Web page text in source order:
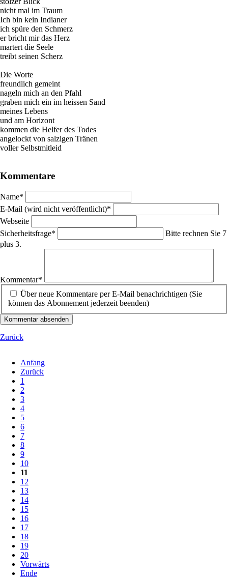
nicht mal im Traum
Ich bin kein Indianer
ich spüre den Schmerz
er bricht mir das Herz
martert die Seele
treibt seinen Scherz
Die Worte
freundlich gemeint
nageln mich an den Pfahl
graben mich ein im heissen Sand
meines Lebens
und am Horizont
kommen die Helfer des Todes
angelockt von salzigen Tränen
voller Selbstmitleid
Kommentare
Pflichtfeld
Name*
Pflichtfeld
E-Mail (wird nicht veröffentlicht)*
Webseite
Pflichtfeld
Sicherheitsfrage*
Bitte rechnen Sie 7
plus 3.
Kommentar*
Über neue Kommentare per E-Mail benachrichtigen (Sie
können das Abonnement jederzeit beenden)
Kommentar absenden
Zurück
Anfang
Zurück
1
2
3
4
5
6
7
8
9
10
11
12
13
14
15
16
17
18
19
20
Vorwärts
Ende